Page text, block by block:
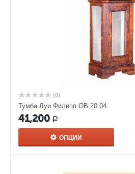
(0)
Тумба Луи Филипп ОВ 20.04
41,200 Р
ОПЦИИ